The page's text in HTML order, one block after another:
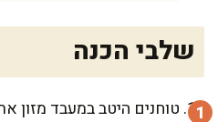
שלבי הכנה
טוחנים היטב במעבד מזון